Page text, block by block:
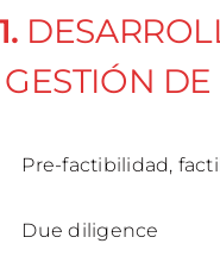
Pre-factibilidad,
Due diligence